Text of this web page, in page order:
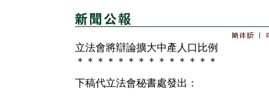
立法會將辯論擴大中產人口比例
＊＊＊＊＊＊＊＊＊＊＊＊＊＊
下稿代立法會秘書處發出：